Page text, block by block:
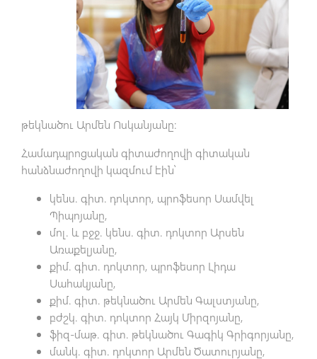
թեկնածու Արմեն Ոսկանյանը:
Համադպրոցական գիտաժողովի գիտական
հանձնաժողովի կազմում էին՝
կենս. գիտ. դոկտոր, պրոֆեսոր Սամվել
Պիպոյանը,
մոլ. և բջջ. կենս. գիտ. դոկտոր Արսեն
Առաքելյանը,
քիմ. գիտ. դոկտոր, պրոֆեսոր Լիդա
Սահակյանը,
քիմ. գիտ. թեկնածու Արմեն Գալստյանը,
բժշկ. գիտ. դոկտոր Հայկ Միրզոյանը,
ֆիզ-մաթ. գիտ. թեկնածու Գագիկ Գրիգորյանը,
մանկ. գիտ. դոկտոր Արմեն Ծատուրյանը,